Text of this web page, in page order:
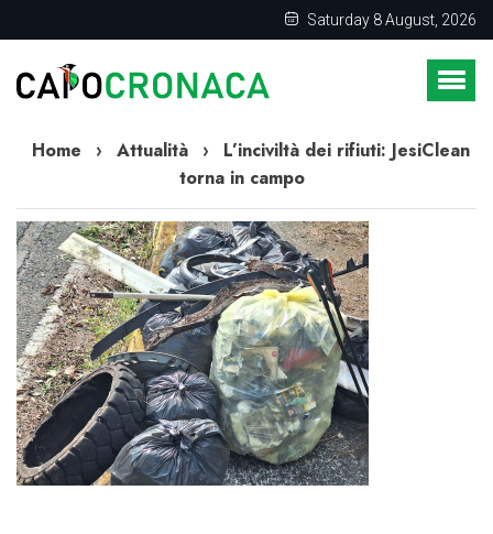
Saturday 8 August, 2026
Home › Attualità ›
L’inciviltà dei rifiuti: JesiClean
torna in campo